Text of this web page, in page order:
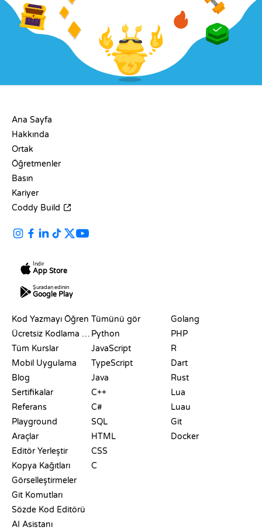
Ana Sayfa
Hakkında
Ortak
Öğretmenler
Basın
Kariyer
Coddy Build
İndir
App Store
Şuradan edinin
Google Play
Kod Yazmayı Öğren
Ücretsiz Kodlama Siteleri
Tüm Kurslar
Mobil Uygulama
Blog
Sertifikalar
Referans
Playground
Araçlar
Editör Yerleştir
Kopya Kağıtları
Görselleştirmeler
Git Komutları
Sözde Kod Editörü
AI Asistanı
Tümünü gör
Python
JavaScript
TypeScript
Java
C++
C#
SQL
HTML
CSS
C
Golang
PHP
R
Dart
Rust
Lua
Luau
Git
Docker